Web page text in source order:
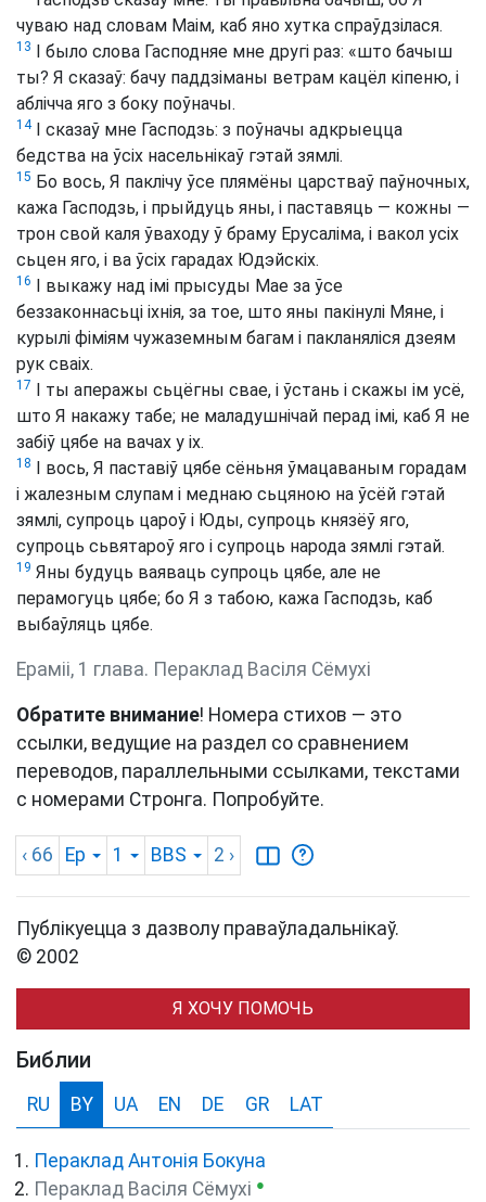
чуваю над словам Маім, каб яно хутка спраўдзілася.
13
І было слова Гасподняе мне другі раз: «што бачыш
ты? Я сказаў: бачу паддзіманы ветрам кацёл кіпеню, і
аблічча яго з боку поўначы.
14І сказаў мне Гасподзь: з поўначы адкрыецца
бедства на ўсіх насельнікаў гэтай зямлі.
15 Бо вось, Я паклічу ўсе плямёны царстваў паўночных,
кажа Гасподзь, і прыйдуць яны, і паставяць — кожны —
трон свой каля ўваходу ў браму Ерусаліма, і вакол усіх
сьцен яго, і ва ўсіх гарадах Юдэйскіх.
16
І выкажу над імі прысуды Мае за ўсе
беззаконнасьці іхнія, за тое, што яны пакінулі Мяне, і
курылі фіміям чужаземным багам і пакланяліся дзеям
рук сваіх.
17
І ты аперажы сьцёгны свае, і ўстань і скажы ім усё,
што Я накажу табе; не маладушнічай перад імі, каб Я не
забіў цябе на вачах у іх.
18
І вось, Я паставіў цябе сёньня ўмацаваным горадам
і жалезным слупам і меднаю сьцяною на ўсёй гэтай
зямлі, супроць цароў і Юды, супроць князёў яго,
супроць сьвятароў яго і супроць народа зямлі гэтай.
19 Яны будуць ваяваць супроць цябе, але не
перамогуць цябе; бо Я з табою, кажа Гасподзь, каб
выбаўляць цябе.
Ераміі, 1 глава. Пераклад Васіля Сёмухі
Обратите внимание! Номера стихов — это
ссылки, ведущие на раздел со сравнением
переводов, параллельными ссылками, текстами
с номерами Стронга. Попробуйте.
‹ 66 Ер 1 BBS 2 ›
Публікуецца з дазволу праваўладальнікаў.
© 2002
Я ХОЧУ ПОМОЧЬ
Библии
RU BY UA EN DE GR LAT
Пераклад Антонія Бокуна
Пераклад Васіля Сёмухі ●